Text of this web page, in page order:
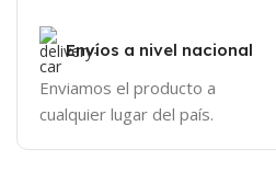
Envíos a nivel nacional
Enviamos el producto a
cualquier lugar del país.